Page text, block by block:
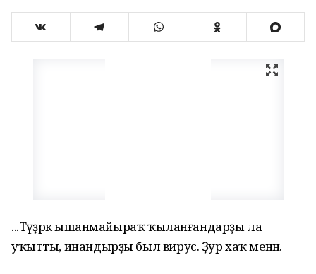
...Тәүҙәрәк ышанмайыраҡ ҡыланғандарҙы ла
уҡытты, инандырҙы был вирус. Ҙур хаҡ менән.